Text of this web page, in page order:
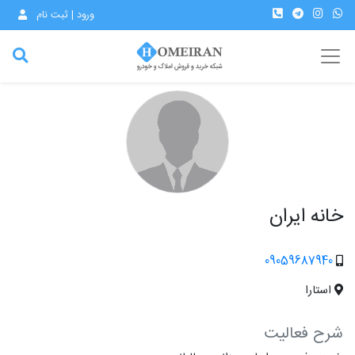
ورود | ثبت نام
خانه ایران
09059687940
استارا
شرح فعالیت